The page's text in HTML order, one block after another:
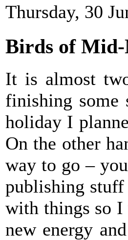
Thursday, 30
Birds of
It is almost
finishing
holiday I
On the other
way to go –
publishing
with things so I
new energy